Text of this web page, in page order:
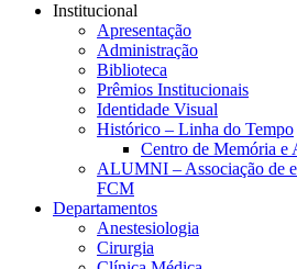
Institucional
Apresentação
Administração
Biblioteca
Prêmios Institucionais
Identidade Visual
Histórico – Linha do Tempo
Centro de Memória e
ALUMNI – Associação de
FCM
Departamentos
Anestesiologia
Cirurgia